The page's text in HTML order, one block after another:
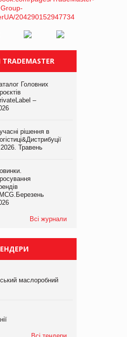
Яна Сараніна, директор
Головних
–
рішення в
Травень
Всі журнали
маслоробний